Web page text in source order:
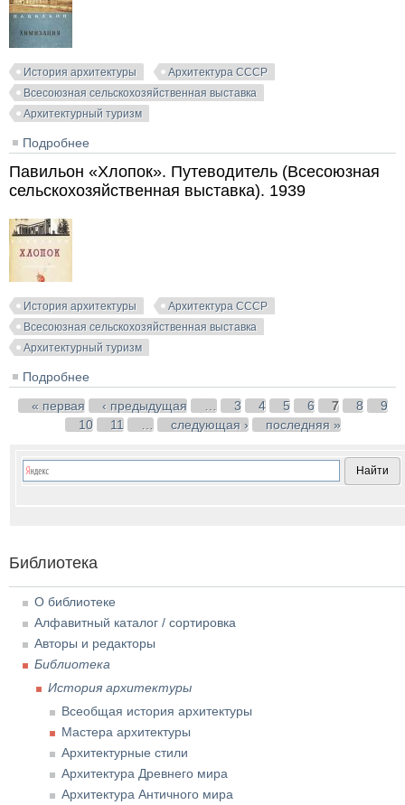
История архитектуры
Архитектура СССР
Всесоюзная сельскохозяйственная выставка
Архитектурный туризм
Подробнее
Павильон «Хлопок». Путеводитель (Всесоюзная
сельскохозяйственная выставка). 1939
История архитектуры
Архитектура СССР
Всесоюзная сельскохозяйственная выставка
Архитектурный туризм
Подробнее
сельскохозяйственная выставка). 1939
Страницы
« первая ‹ предыдущая 3 4 5 6 7 8
9
10
11 следующая › последняя »
Библиотека
О библиотеке
Алфавитный каталог / сортировка
Авторы и редакторы
Библиотека
История архитектуры
Всеобщая история архитектуры
Мастера архитектуры
Архитектурные стили
Архитектура Древнего мира
Архитектура Античного мира